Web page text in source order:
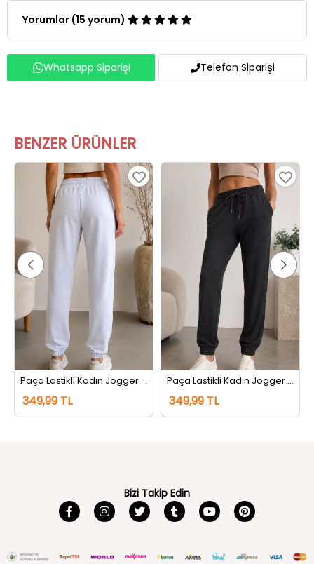
Yorumlar (15 yorum)
Whatsapp Siparişi Telefon Siparişi
BENZER ÜRÜNLER
Paça Lastikli Kadın Jogger Eşofman Altı Gri
349,99 TL
Paça Lastikli Kadın Jogger Eşofman Altı Antrasit
349,99 TL
Bizi Takip Edin